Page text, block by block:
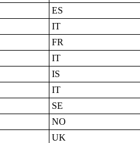
ES
IT
FR
IT
IS
IT
SE
NO
UK